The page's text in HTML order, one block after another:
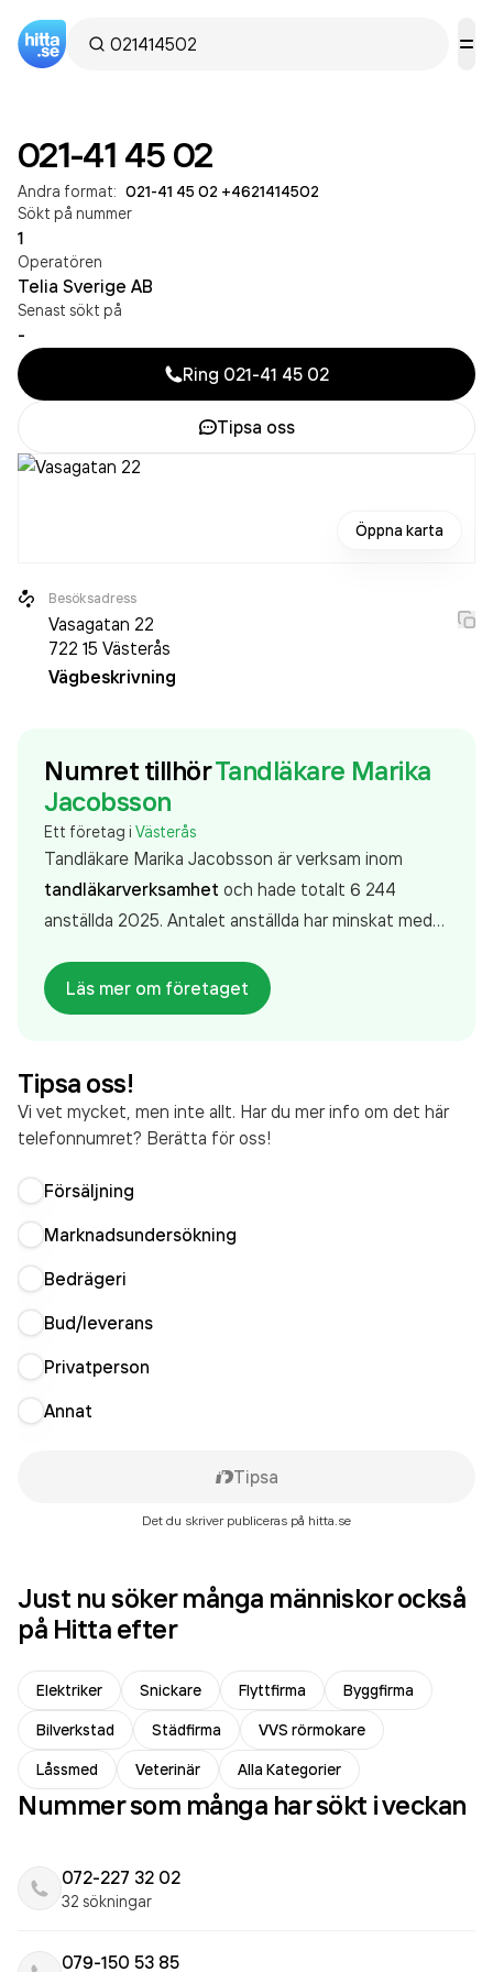
021-41 45 02
Andra format: 021-41 45 02 +4621414502
Sökt på nummer
1
Operatören
Telia Sverige AB
Senast sökt på
-
Ring 021-41 45 02
Tipsa oss
Öppna karta
Besöksadress
Vasagatan 22
722 15 Västerås
Vägbeskrivning
Numret tillhörTandläkare Marika
Jacobsson
Ett företag i Västerås
Tandläkare Marika Jacobsson är verksam inom
tandläkarverksamhet och hade totalt 6 244
anställda 2025. Antalet anställda har minskat med
personer på företaget. Bolaget är ett aktiebolag
som varit aktivt sedan 1972. Tandläkare Marika
senaste räkenskapsåret (2025).
Läs mer om företaget
Tipsa oss!
Vi vet mycket, men inte allt. Har du mer info om det här
telefonnumret? Berätta för oss!
Försäljning
Marknadsundersökning
Bedrägeri
Bud/leverans
Privatperson
Annat
Tipsa
Det du skriver publiceras på hitta.se
Just nu söker många människor också
på Hitta efter
Elektriker Snickare Flyttfirma
Byggfirma
Bilverkstad
Städfirma
VVS rörmokare
Låssmed
Veterinär Alla Kategorier
Nummer som många har sökt i veckan
072-227 32 02
32 sökningar
079-150 53 85